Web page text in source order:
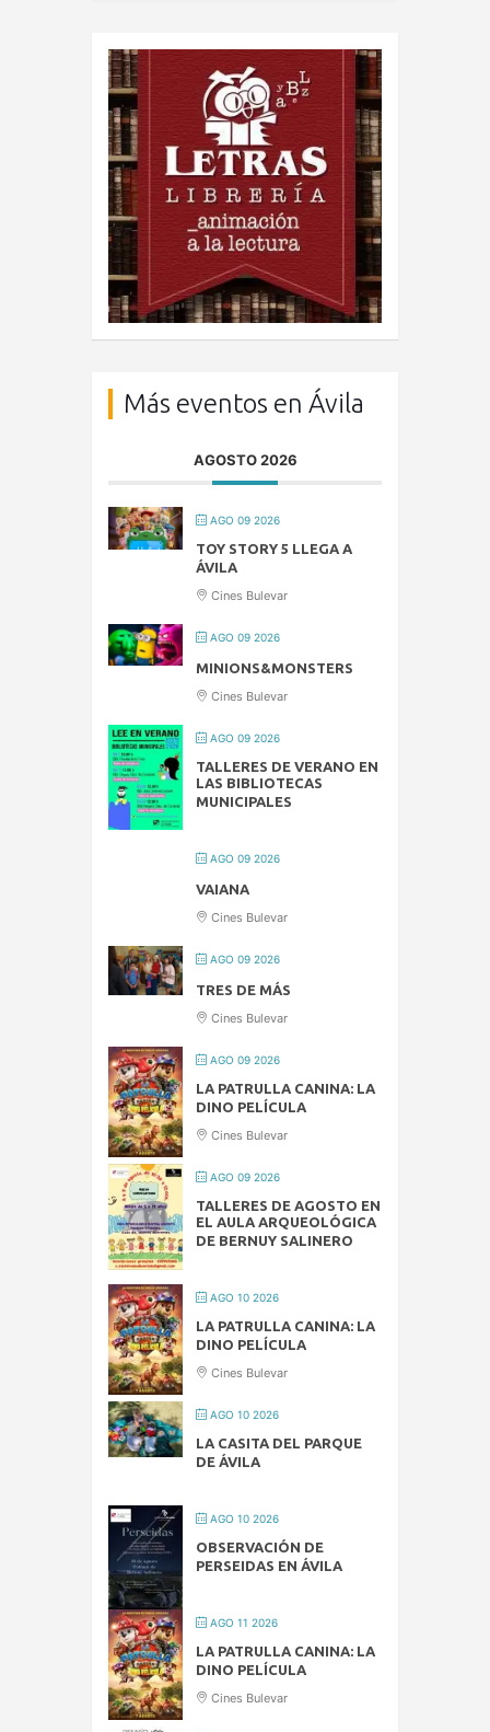
Más eventos en Ávila
AGOSTO 2026
AGO 09 2026
TOY STORY 5 LLEGA A
ÁVILA
Cines Bulevar
AGO 09 2026
MINIONS&MONSTERS
Cines Bulevar
AGO 09 2026
TALLERES DE VERANO EN
LAS BIBLIOTECAS
MUNICIPALES
AGO 09 2026
VAIANA
Cines Bulevar
AGO 09 2026
TRES DE MÁS
Cines Bulevar
AGO 09 2026
LA PATRULLA CANINA: LA
DINO PELÍCULA
Cines Bulevar
AGO 09 2026
TALLERES DE AGOSTO EN
EL AULA ARQUEOLÓGICA
DE BERNUY SALINERO
AGO 10 2026
LA PATRULLA CANINA: LA
DINO PELÍCULA
Cines Bulevar
AGO 10 2026
LA CASITA DEL PARQUE
DE ÁVILA
AGO 10 2026
OBSERVACIÓN DE
PERSEIDAS EN ÁVILA
AGO 11 2026
LA PATRULLA CANINA: LA
DINO PELÍCULA
Cines Bulevar